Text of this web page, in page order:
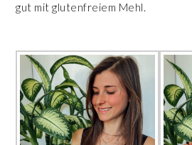
gut mit glutenfreiem Mehl.